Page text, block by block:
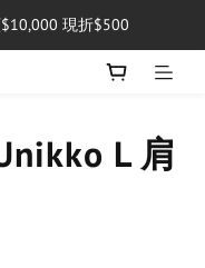
運費 現折$500
運費
L 肩